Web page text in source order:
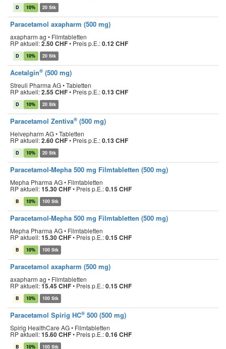
D 10% 20 Stk
Paracetamol axapharm (500 mg)
axapharm ag • Filmtabletten
RP aktuell:2.50 CHF• Preis p.E.:0.12 CHF
D 10% 20 Stk
Acetalgin® (500 mg)
Streuli Pharma AG • Tabletten
RP aktuell:2.55 CHF• Preis p.E.:0.13 CHF
D 10% 20 Stk
Paracetamol Zentiva® (500 mg)
Helvepharm AG • Tabletten
RP aktuell:2.60 CHF• Preis p.E.:0.13 CHF
D 10% 20 Stk
Paracetamol-Mepha 500 mg Filmtabletten (500 mg)
Mepha Pharma AG • Filmtabletten
RP aktuell:15.30 CHF• Preis p.E.:0.15 CHF
B 10% 100 Stk
Paracetamol-Mepha 500 mg Filmtabletten (500 mg)
Mepha Pharma AG • Filmtabletten
RP aktuell:15.30 CHF• Preis p.E.:0.15 CHF
B 10% 100 Stk
Paracetamol axapharm (500 mg)
axapharm ag • Filmtabletten
RP aktuell:15.45 CHF• Preis p.E.:0.15 CHF
B 10% 100 Stk
Paracetamol Spirig HC® 500 (500 mg)
Spirig HealthCare AG • Filmtabletten
RP aktuell:15.60 CHF• Preis p.E.:0.16 CHF
B 10% 100 Stk